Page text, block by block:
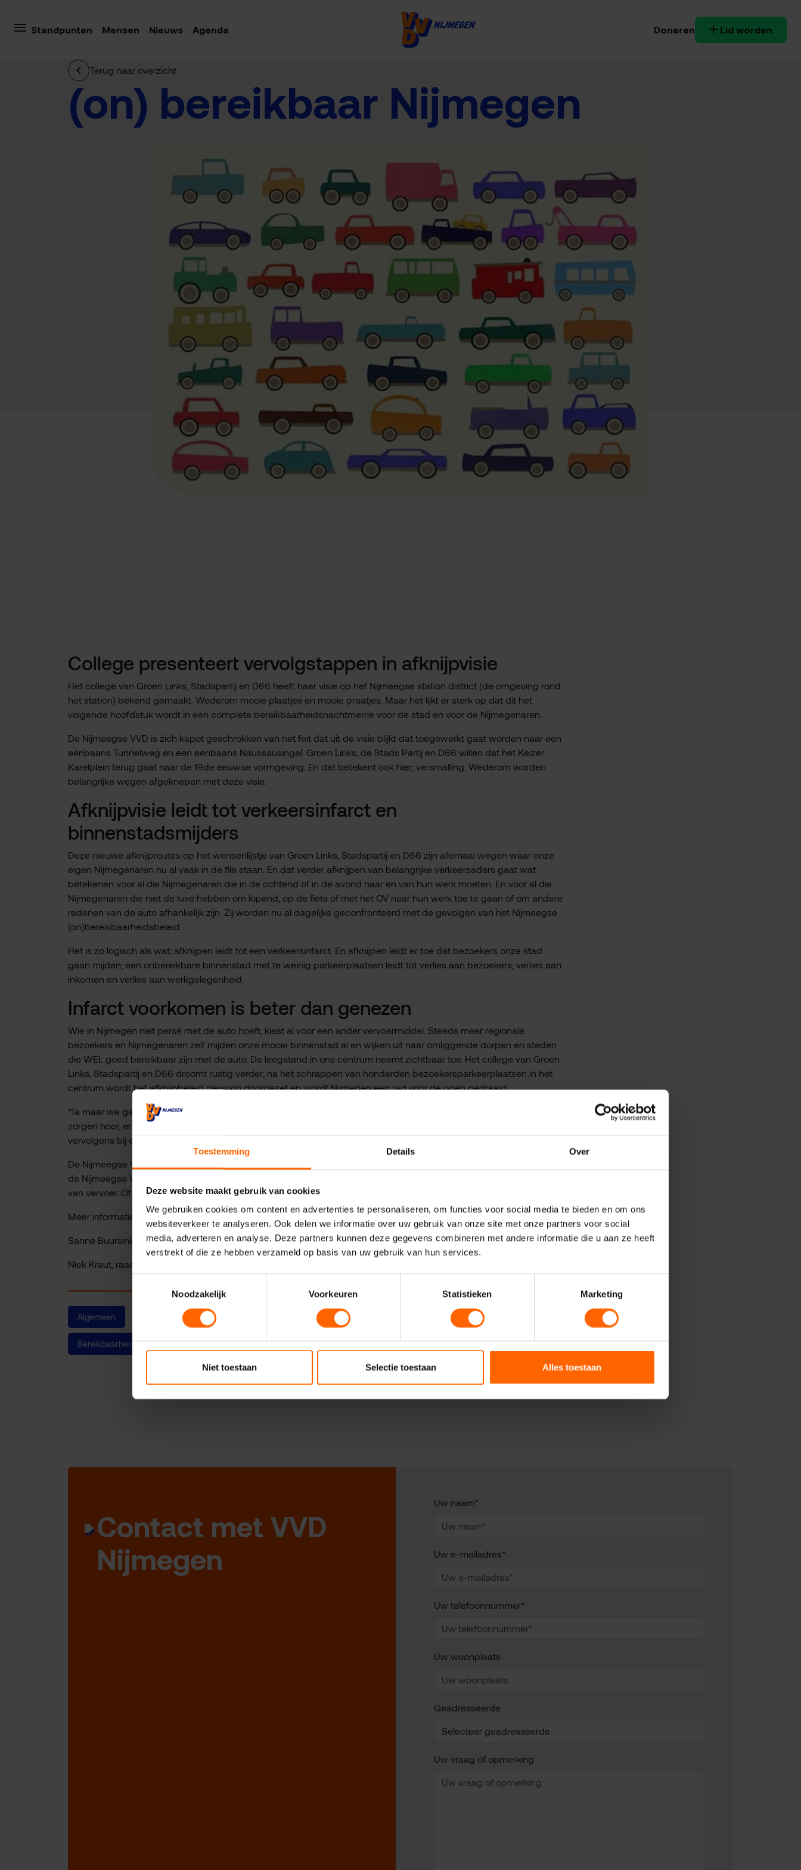
Toestemming Details Over
Deze website maakt gebruik van cookies
We gebruiken cookies om content en advertenties te personaliseren, om functies voor social media te bieden en om ons
websiteverkeer te analyseren. Ook delen we informatie over uw gebruik van onze site met onze partners voor social
media, adverteren en analyse. Deze partners kunnen deze gegevens combineren met andere informatie die u aan ze heeft
verstrekt of die ze hebben verzameld op basis van uw gebruik van hun services.
Noodzakelijk
Voorkeuren Statistieken Marketing
Niet toestaan Selectie toestaan Alles toestaan
Standpunten Mensen Nieuws Agenda Doneren Lid worden
Terug naar overzicht
(on) bereikbaar Nijmegen
College presenteert vervolgstappen in afknijpvisie
Het college van Groen Links, Stadspartij en D66 heeft haar visie op het Nijmeegse station district (de omgeving rond
het station) bekend gemaakt. Wederom mooie plaatjes en mooie praatjes. Maar het lijkt er sterk op dat dit het
volgende hoofdstuk wordt in een complete bereikbaarheidsnachtmerrie voor de stad en voor de Nijmegenaren.
De Nijmeegse VVD is zich kapot geschrokken van het feit dat uit de visie blijkt dat toegewerkt gaat worden naar een
eenbaans Tunnelweg en een eenbaans Naussausingel. Groen Links, de Stads Partij en D66 willen dat het Keizer
Karelplein terug gaat naar de 19de eeuwse vormgeving. En dat betekent ook hier; versmalling. Wederom worden
belangrijke wegen afgeknepen met deze visie.
Afknijpvisie leidt tot verkeersinfarct en
binnenstadsmijders
Deze nieuwe afknijproutes op het wensenlijstje van Groen Links, Stadspartij en D66 zijn allemaal wegen waar onze
eigen Nijmegenaren nu al vaak in de file staan. En dat verder afknijpen van belangrijke verkeersaders gaat wat
betekenen voor al die Nijmegenaren die in de ochtend of in de avond naar en van hun werk moeten. En voor al die
Nijmegenaren die niet de luxe hebben om lopend, op de fiets of met het OV naar hun werk toe te gaan of om andere
redenen van de auto afhankelijk zijn. Zij worden nu al dagelijks geconfronteerd met de gevolgen van het Nijmeegse
(on)bereikbaarheidsbeleid.
Het is zo logisch als wat; afknijpen leidt tot een verkeersinfarct. En afknijpen leidt er toe dat bezoekers onze stad
gaan mijden; een onbereikbare binnenstad met te weinig parkeerplaatsen leidt tot verlies aan bezoekers, verlies aan
inkomen en verlies aan werkgelegenheid.
Infarct voorkomen is beter dan genezen
Wie in Nijmegen niet persé met de auto hoeft, kiest al voor een ander vervoermiddel. Steeds meer regionale
bezoekers en Nijmegenaren zelf mijden onze mooie binnenstad al en wijken uit naar omliggende dorpen en steden
die WEL goed bereikbaar zijn met de auto. De leegstand in ons centrum neemt zichtbaar toe. Het college van Groen
Links, Stadspartij en D66 droomt rustig verder; na het schrappen van honderden bezoekersparkeerplaatsen in het
centrum wordt het afknijpbeleid gewoon doorgezet en wordt Nijmegen een rad voor de ogen gedraaid.
“Ja maar we gaan het eerst allemaal onderzoeken” zeggen Groen Links, de Stadspartij en D66 opnieuw. “Dus geen
zorgen hoor, er is echt niks aan de hand”. Onzin natuurlijk want als je eenmaal een visie vaststelt krijgen we
vervolgens bij elke volgende beslissing te horen; “ja, maar u heeft de visie al vast gesteld”.
De Nijmeegse VVD trapt hier niet in. Ook hier is voorkomen beter dan genezen en dus moet deze afknijp insteek wat
de Nijmeegse VVD betreft helemaal uit de visie. De Nijmeegse VVD wil dat Nijmegen bereikbaar is voor alle vormen
van vervoer. Of dat nu je benen, de fiets, je rolstoel, de bakfiets, de scooter, de auto of het OV is.
Meer informatie
Sanne Buursink-de Graaf, raadslid VVD en oa lid van de commissie grote Binnenstedelijke projecten
Niek Kraut, raadlid VVD en o.a. verantwoordelijk voor mobiliteit
Algemeen Binnenstad Niek Kraut Sanne Buursink - de Graaf
Bereikbaarheid & parkeren
Contact met VVD
Nijmegen
Uw naam*
Uw e-mailadres*
Uw telefoonnummer*
Uw woonplaats
Geadresseerde
Uw vraag of opmerking